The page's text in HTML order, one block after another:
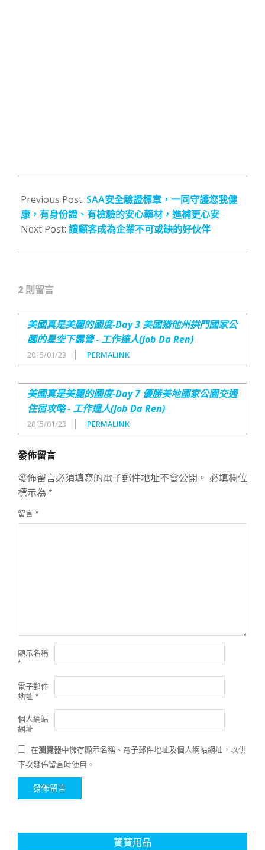
03-
09
Previous Post: SAA安全驗證標章，一同守護您我健
康，有身份證、有檢驗的安心藥材，進補更心安
Next Post: 讀顧客成為企業不可或缺的好伙伴
2 則留言
美國真是美麗的國度-Day 3 美國猶他州拱門國家公
園的星空下露營 - 工作達人(Job Da Ren)
2015/01/23 PERMALINK
美國真是美麗的國度-Day 7 優勝美地國家公園交通
住宿攻略 - 工作達人(Job Da Ren)
2015/01/23 PERMALINK
發佈留言
發佈留言必須填寫的電子郵件地址不會公開。 必填欄位
標示為 *
留言 *
顯示名稱
*
電子郵件
地址 *
個人網站
網址
在瀏覽器中儲存顯示名稱、電子郵件地址及個人網站網址，以供
下次發佈留言時使用。
寶寶用品